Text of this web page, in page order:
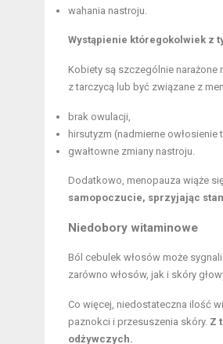
wahania nastroju.
Wystąpienie któregokolwiek z
Kobiety są szczególnie
z tarczycą lub być związane z
brak owulacji,
hirsutyzm (nadmierne owłosienie
gwałtowne zmiany nastroju.
Dodatkowo, menopauza wiąże
samopoczucie, sprzyjając
Niedobory witaminowe
Ból cebulek włosów może
zarówno włosów, jak i skóry
Co więcej, niedostateczna ilość
paznokci i przesuszenia skóry. Z
odżywczych.